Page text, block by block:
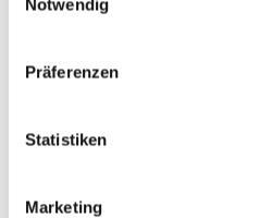
Notwendig
Präferenzen
Statistiken
Marketing
Berechtigten Pfad
Risikoinformationen